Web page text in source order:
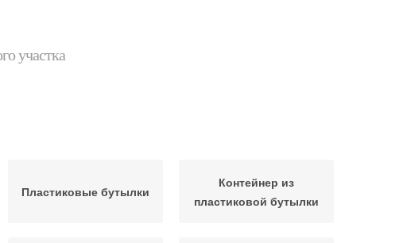
участка
Пластиковые бутылки
Контейнер из
пластиковой бутылки